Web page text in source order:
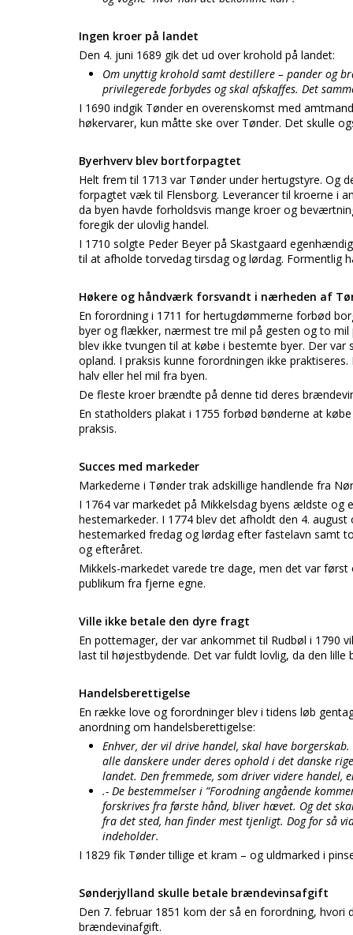
Ingen kroer på landet
Den 4. juni 1689 gik det ud over krohold på landet:
Om unyttig krohold samt destillere – pander og
privilegerede forbydes og skal afskaffes. Det
I 1690 indgik Tønder en overenskomst med
høkervarer, kun måtte ske over Tønder. Det skulle
Byerhverv blev bortforpagtet
Helt frem til 1713 var Tønder under hertugstyre. Og
forpagtet væk til Flensborg. Leverancer til kroerne i
da byen havde forholdsvis mange kroer og
foregik der ulovlig handel.
I 1710 solgte Peder Beyer på Skastgaard
til at afholde torvedag tirsdag og lørdag. Formentlig
Høkere og håndværk forsvandt i nærheden af
En forordning i 1711 for hertugdømmerne forbød
byer og flækker, nærmest tre mil på gesten og to mil
blev ikke tvungen til at købe i bestemte byer. Der var
opland. I praksis kunne forordningen ikke
halv eller hel mil fra byen.
De fleste kroer brændte på denne tid deres
En statholders plakat i 1755 forbød bønderne at
praksis.
Succes med markeder
Markederne i Tønder trak adskillige handlende fra
I 1764 var markedet på Mikkelsdag byens ældste
hestemarkeder. I 1774 blev det afholdt den 4.
hestemarked fredag og lørdag efter fastelavn samt
og efteråret.
Mikkels-markedet varede tre dage, men det var
publikum fra fjerne egne.
Ville ikke betale den dyre fragt
En pottemager, der var ankommet til Rudbøl i 1790
last til højestbydende. Det var fuldt lovlig, da den
Handelsberettigelse
En række love og forordninger blev i tidens løb
anordning om handelsberettigelse:
Enhver, der vil drive handel, skal have
alle danskere under deres ophold i det danske
landet. Den fremmede, som driver videre
.- De bestemmelser i ”Forodning angående
forskrives fra første hånd, bliver hævet. Og det
fra det sted, han finder mest tjenligt. Dog for så
indeholder.
I 1829 fik Tønder tillige et kram – og uldmarked i
Sønderjylland skulle betale brændevinsafgift
Den 7. februar 1851 kom der så en forordning, hvori
brændevinafgift.